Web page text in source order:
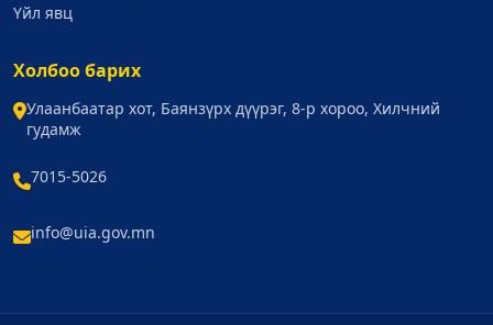
Үйл явц
Холбоо барих
Улаанбаатар хот, Баянзүрх дүүрэг, 8-р хороо, Хилчний
гудамж
7015-5026
info@uia.gov.mn